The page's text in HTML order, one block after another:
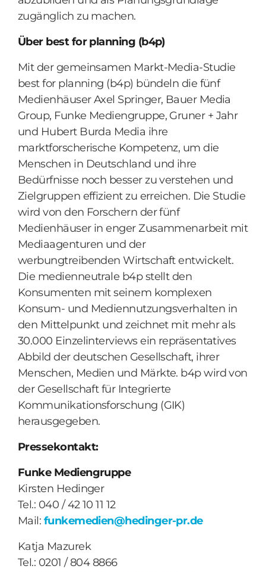
zugänglich zu machen.
Über best for planning (b4p)
Mit der gemeinsamen Markt-Media-Studie
best for planning (b4p) bündeln die fünf
Medienhäuser Axel Springer, Bauer Media
Group, Funke Mediengruppe, Gruner + Jahr
und Hubert Burda Media ihre
marktforscherische Kompetenz, um die
Menschen in Deutschland und ihre
Bedürfnisse noch besser zu verstehen und
Zielgruppen effizient zu erreichen. Die Studie
wird von den Forschern der fünf
Medienhäuser in enger Zusammenarbeit mit
Mediaagenturen und der
werbungtreibenden Wirtschaft entwickelt.
Die medienneutrale b4p stellt den
Konsumenten mit seinem komplexen
Konsum- und Mediennutzungsverhalten in
den Mittelpunkt und zeichnet mit mehr als
30.000 Einzelinterviews ein repräsentatives
Abbild der deutschen Gesellschaft, ihrer
Menschen, Medien und Märkte. b4p wird von
der Gesellschaft für Integrierte
Kommunikationsforschung (GIK)
herausgegeben.
Pressekontakt:
Funke Mediengruppe
Kirsten Hedinger
Tel.: 040 / 42 10 11 12
Mail: funkemedien@hedinger-pr.de
Katja Mazurek
Tel.: 0201 / 804 8866